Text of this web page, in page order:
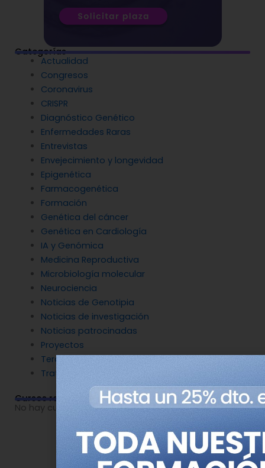
Categorías
Actualidad
Congresos
Coronavirus
CRISPR
Diagnóstico Genético
Enfermedades Raras
Entrevistas
Envejecimiento y longevidad
Epigenética
Farmacogenética
Formación
Genética del cáncer
Genética en Cardiología
IA y Genómica
Medicina Reproductiva
Microbiología molecular
Neurociencia
Noticias de Genotipia
Noticias de investigación
Noticias patrocinadas
Proyectos
Terapia Génica
Tratamientos
Cursos relacionados
No hay cursos relacionados o imágenes disponibles.